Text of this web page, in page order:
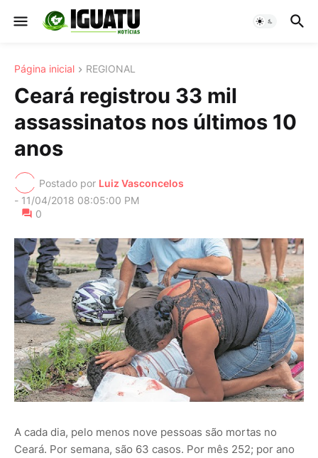
Página inicial REGIONAL
Ceará registrou 33 mil
assassinatos nos últimos 10
anos
Postado por Luiz Vasconcelos
- 11/04/2018 08:05:00 PM
0
A cada dia, pelo menos nove pessoas são mortas no
Ceará. Por semana, são 63 casos. Por mês 252; por ano